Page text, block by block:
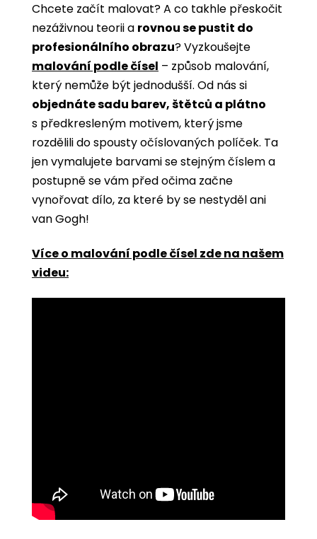
Chcete začít malovat? A co takhle přeskočit
nezáživnou teorii a rovnou se pustit do
profesionálního obrazu? Vyzkoušejte
malování podle čísel ­­– způsob malování,
který nemůže být jednodušší. Od nás si
objednáte sadu barev, štětců a plátno
s předkresleným motivem, který jsme
rozdělili do spousty očíslovaných políček. Ta
jen vymalujete barvami se stejným číslem a
postupně se vám před očima začne
vynořovat dílo, za které by se nestyděl ani
van Gogh!
Více o malování podle čísel zde na našem
videu: